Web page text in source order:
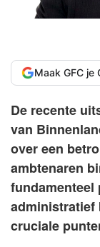
Maak GFC je
De recente
van
over een
ambtenaren
administratief
cruciale